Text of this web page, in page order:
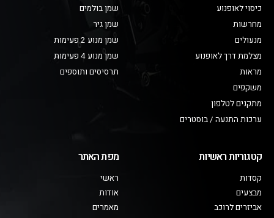
כיסוי לאופנוע
מחרשות
מנעולים
מצלמת דרך לאופנוע
מראות
משקפים
מתקנים לטלפון
ערכות התנעה / בוסטרים
שמן בולמים
שמן גיר
שמן מנוע 2 פעימות
שמן מנוע 4 פעימות
תרסיסים ותוספים
קטגוריות ראשיות
קסדות
מבצעים
אביזרים לרוכב
מפת האתר
ראשי
אודות
מאמרים